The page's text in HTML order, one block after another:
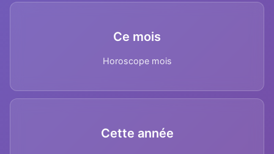
Ce mois
Horoscope mois
Cette année